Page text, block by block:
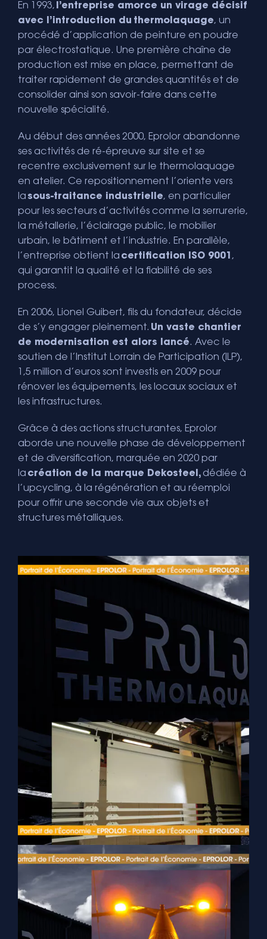
En 1993, l’entreprise amorce un virage décisif
avec l’introduction du thermolaquage, un
procédé d’application de peinture en poudre
par électrostatique. Une première chaîne de
production est mise en place, permettant de
traiter rapidement de grandes quantités et de
consolider ainsi son savoir-faire dans cette
nouvelle spécialité.
Au début des années 2000, Eprolor abandonne
ses activités de ré-épreuve sur site et se
recentre exclusivement sur le thermolaquage
en atelier. Ce repositionnement l’oriente vers
la sous-traitance industrielle, en particulier
pour les secteurs d’activités comme la serrurerie,
la métallerie, l’éclairage public, le mobilier
urbain, le bâtiment et l’industrie. En parallèle,
l’entreprise obtient la certification ISO 9001 ,
qui garantit la qualité et la fiabilité de ses
process.
En 2006, Lionel Guibert, fils du fondateur, décide
de s’y engager pleinement. Un vaste chantier
de modernisation est alors lancé. Avec le
soutien de l’Institut Lorrain de Participation (ILP),
1,5 million d’euros sont investis en 2009 pour
rénover les équipements, les locaux sociaux et
les infrastructures.
Grâce à des actions structurantes, Eprolor
aborde une nouvelle phase de développement
et de diversification, marquée en 2020 par
la création de la marque Dekosteel, dédiée à
l’upcycling, à la régénération et au réemploi
pour offrir une seconde vie aux objets et
structures métalliques.